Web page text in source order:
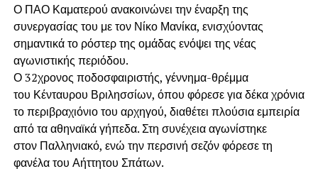
Ο ΠΑΟ Καματερού ανακοινώνει την έναρξη της
συνεργασίας του με τον Νίκο Μανίκα, ενισχύοντας
σημαντικά το ρόστερ της ομάδας ενόψει της νέας
αγωνιστικής περιόδου.
Ο 32χρονος ποδοσφαιριστής, γέννημα-θρέμμα
του Κένταυρου Βριλησσίων, όπου φόρεσε για δέκα χρόνια
το περιβραχιόνιο του αρχηγού, διαθέτει πλούσια εμπειρία
από τα αθηναϊκά γήπεδα. Στη συνέχεια αγωνίστηκε
στον Παλληνιακό, ενώ την περσινή σεζόν φόρεσε τη
φανέλα του Αήττητου Σπάτων.